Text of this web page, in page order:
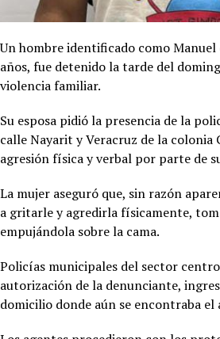
Un hombre identificado como Manuel
años, fue detenido la tarde del
violencia familiar.
Su esposa pidió la presencia de la
calle Nayarit y Veracruz de la
agresión física y verbal por parte de
La mujer aseguró que, sin razón
a gritarle y agredirla físicamente,
empujándola sobre la cama.
Policías municipales del sector
autorización de la denunciante,
domicilio donde aún se encontraba el